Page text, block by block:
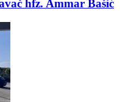
hfz. Ammar Bašić